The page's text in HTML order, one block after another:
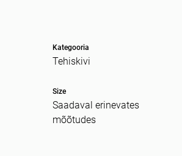
Kategooria
Tehiskivi
Size
Saadaval erinevates
mõõtudes
kohustuslik *